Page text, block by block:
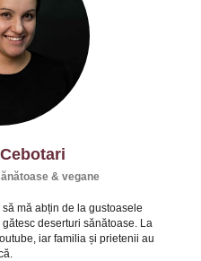
& vegane
să mă abțin de la gustoasele
deserturi sănătoase. La
iar familia și prietenii au